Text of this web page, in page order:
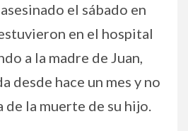
el sábado en
en el hospital
a la madre de Juan,
desde hace un mes y no
la muerte de su hijo.